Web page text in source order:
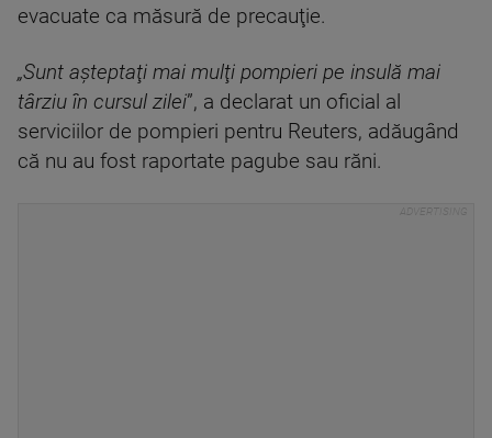
evacuate ca măsură de precauţie.
„Sunt aşteptaţi mai mulţi pompieri pe insulă mai
târziu în cursul zilei”, a declarat un oficial al
serviciilor de pompieri pentru Reuters, adăugând
că nu au fost raportate pagube sau răni.